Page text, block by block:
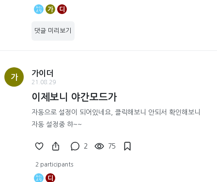
가 디
댓글 미리보기
가
가이더
21.08.29
이제보니 야간모드가
자동으로 설정이 되어있네요, 클릭해보니 안되서 확인해보니
자동 설정중 햐~~
2 75
2 participants
디